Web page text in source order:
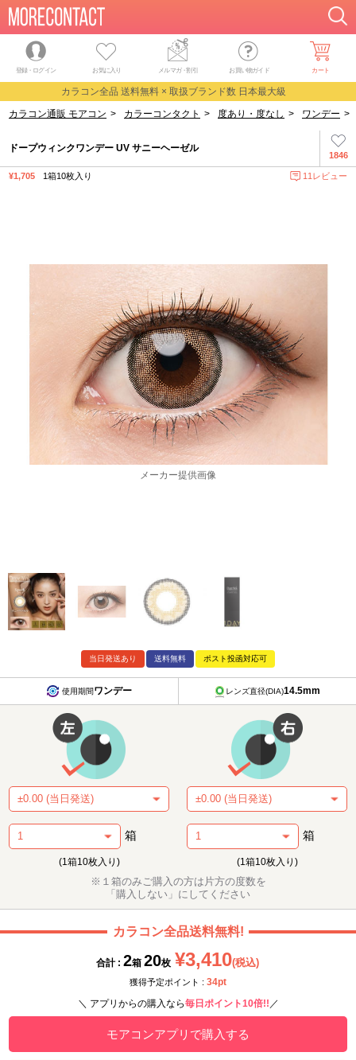
登録・ログイン お気に入り メルマガ・割引 お買い物ガイド カート
カラコン全品 送料無料 × 取扱ブランド数 日本最大級
カラコン通販 モアコン > カラーコンタクト > 度あり・度なし > ワンデー >
1846
ドープウィンクワンデー UV サニーヘーゼル
¥1,705 1箱10枚入り 11レビュー
メーカー提供画像
当日発送あり 送料無料 ポスト投函対応可
使用期間ワンデー レンズ直径(DIA)14.5mm
箱
(1箱10枚入り)
箱
(1箱10枚入り)
※１箱のみご購入の方は片方の度数を
「購入しない」にしてください
カラコン全品送料無料!
合計 : 2箱 20枚 ¥3,410(税込)
獲得予定ポイント : 34pt
＼ アプリからの購入なら毎日ポイント10倍!! ／
モアコンアプリで購入する